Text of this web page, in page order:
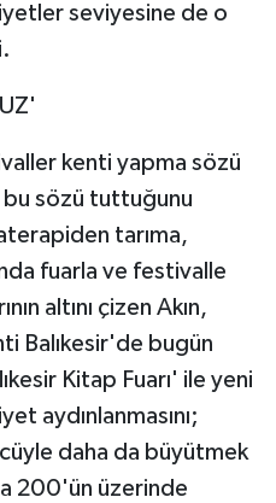
seviyesine de o
kenti yapma sözü
bu sözü tuttuğunu
tarıma,
fuarla ve festivalle
altını çizen Akın,
Balıkesir'de bugün
Kitap Fuarı' ile yeni
aydınlanmasını;
daha da büyütmek
200'ün üzerinde